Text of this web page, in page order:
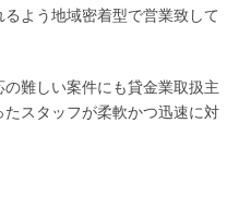
よう地域密着型で営業致して
難しい案件にも貸金業取扱主
スタッフが柔軟かつ迅速に対